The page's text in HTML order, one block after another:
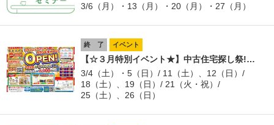
3/6（月）・13（月）・20（月）・27（月）
終 了 イベント
【☆３月特別イベント★】中古住宅探し祭!…
3/4（土）・5（日）/ 11（土）、12（日）/
18（土）、19（日）/ 21（火・祝）/
25（土）、26（日）